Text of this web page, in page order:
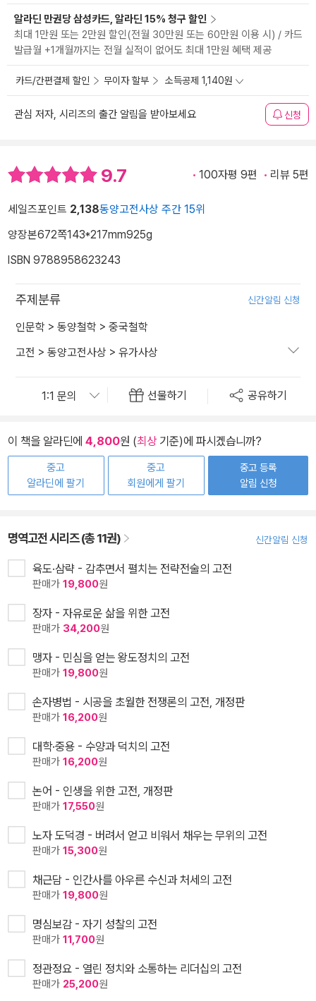
알라딘 만권당 삼성카드, 알라딘 15% 청구 할인
최대 1만원 또는 2만원 할인(전월 30만원 또는 60만원 이용 시) / 카드
발급월 +1개월까지는 전월 실적이 없어도 최대 1만원 혜택 제공
카드/간편결제 할인 무이자 할부 소득공제 1,140원
관심 저자, 시리즈의 출간 알림을 받아보세요 신청
9.7 100자평 9편 리뷰 5편
세일즈포인트 2,138동양고전사상 주간 15위
양장본672쪽143*217mm925g
ISBN 9788958623243
주제분류 신간알림 신청
인문학 > 동양철학 > 중국철학
고전 > 동양고전사상 > 유가사상
선물하기 공유하기
이 책을 알라딘에 4,800원 (최상기준)에 파시겠습니까?
중고
알라딘에 팔기
중고
회원에게 팔기
중고 등록
알림 신청
명역고전 시리즈 (총 11권) 신간알림 신청
육도·삼략 - 감추면서 펼치는 전략전술의 고전
판매가 19,800원
장자 - 자유로운 삶을 위한 고전
판매가 34,200원
맹자 - 민심을 얻는 왕도정치의 고전
판매가 19,800원
손자병법 - 시공을 초월한 전쟁론의 고전, 개정판
판매가 16,200원
대학·중용 - 수양과 덕치의 고전
판매가 16,200원
논어 - 인생을 위한 고전, 개정판
판매가 17,550원
노자 도덕경 - 버려서 얻고 비워서 채우는 무위의 고전
판매가 15,300원
채근담 - 인간사를 아우른 수신과 처세의 고전
판매가 19,800원
명심보감 - 자기 성찰의 고전
판매가 11,700원
정관정요 - 열린 정치와 소통하는 리더십의 고전
판매가 25,200원